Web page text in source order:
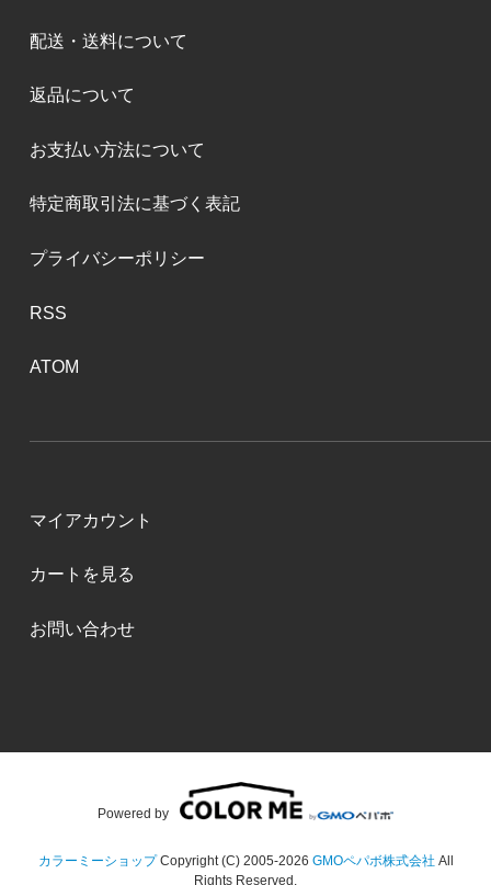
配送・送料について
返品について
お支払い方法について
特定商取引法に基づく表記
プライバシーポリシー
RSS
ATOM
マイアカウント
カートを見る
お問い合わせ
カラーミーショップCopyright (C) 2005-2026 GMOペパボ株式会社 All
Rights Reserved.
Powered by